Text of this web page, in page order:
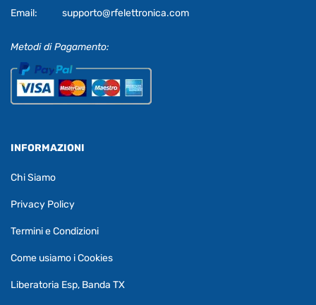
Email:
supporto@rfelettronica.com
Metodi di Pagamento:
INFORMAZIONI
Chi Siamo
Privacy Policy
Termini e Condizioni
Come usiamo i Cookies
Liberatoria Esp, Banda TX